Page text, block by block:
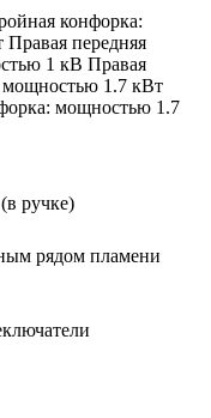
конфорка:
передняя
1 кВ Правая
мощностью 1.7 кВт
мощностью 1.7
ручке)
рядом пламени